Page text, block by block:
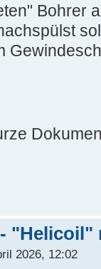
Bohrer
"Helicoil"
2026, 12:02